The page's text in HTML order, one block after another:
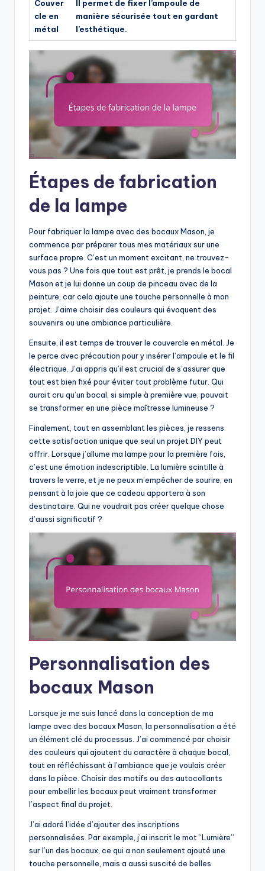
Couver
cle en
métal
Il permet de fixer l’ampoule de
manière sécurisée tout en gardant
l’esthétique.
Étapes de fabrication
de la lampe
Pour fabriquer la lampe avec des bocaux Mason, je
commence par préparer tous mes matériaux sur une
surface propre. C’est un moment excitant, ne trouvez-
vous pas ? Une fois que tout est prêt, je prends le bocal
Mason et je lui donne un coup de pinceau avec de la
peinture, car cela ajoute une touche personnelle à mon
projet. J’aime choisir des couleurs qui évoquent des
souvenirs ou une ambiance particulière.
Ensuite, il est temps de trouver le couvercle en métal. Je
le perce avec précaution pour y insérer l’ampoule et le fil
électrique. J’ai appris qu’il est crucial de s’assurer que
tout est bien fixé pour éviter tout problème futur. Qui
aurait cru qu’un bocal, si simple à première vue, pouvait
se transformer en une pièce maîtresse lumineuse ?
Finalement, tout en assemblant les pièces, je ressens
cette satisfaction unique que seul un projet DIY peut
offrir. Lorsque j’allume ma lampe pour la première fois,
c’est une émotion indescriptible. La lumière scintille à
travers le verre, et je ne peux m’empêcher de sourire, en
pensant à la joie que ce cadeau apportera à son
destinataire. Qui ne voudrait pas créer quelque chose
d’aussi significatif ?
Personnalisation des
bocaux Mason
Lorsque je me suis lancé dans la conception de ma
lampe avec des bocaux Mason, la personnalisation a été
un élément clé du processus. J’ai commencé par choisir
des couleurs qui ajoutent du caractère à chaque bocal,
tout en réfléchissant à l’ambiance que je voulais créer
dans la pièce. Choisir des motifs ou des autocollants
pour embellir les bocaux peut vraiment transformer
l’aspect final du projet.
J’ai adoré l’idée d’ajouter des inscriptions
personnalisées. Par exemple, j’ai inscrit le mot “Lumière”
sur l’un des bocaux, ce qui a non seulement ajouté une
touche personnelle, mais a aussi suscité de belles